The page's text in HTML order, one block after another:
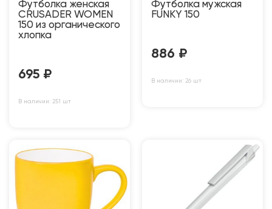
Футболка женская
CRUSADER WOMEN
150 из органического
хлопка
695 ₽
В наличии: 251 шт
Футболка мужская
FUNKY 150
886 ₽
В наличии: 26 шт